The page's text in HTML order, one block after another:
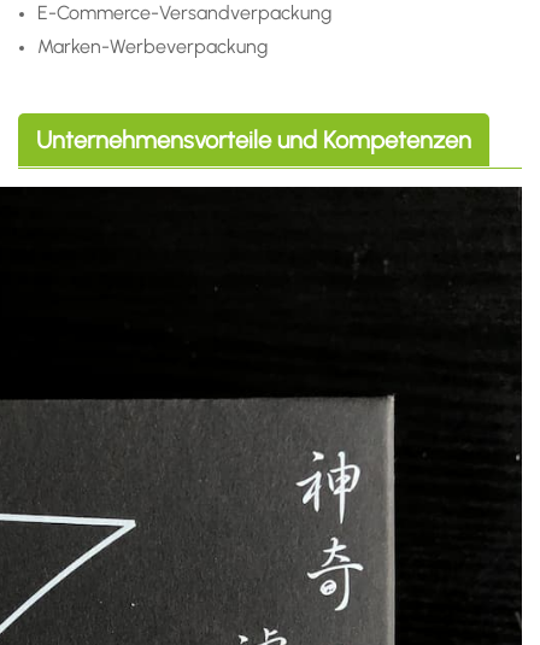
E-Commerce-Versandverpackung
Marken-Werbeverpackung
Unternehmensvorteile und Kompetenzen